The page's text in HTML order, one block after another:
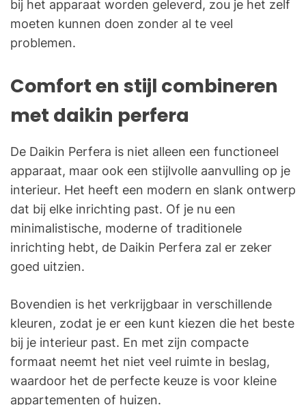
bij het apparaat worden geleverd, zou je het zelf
moeten kunnen doen zonder al te veel
problemen.
Comfort en stijl combineren
met daikin perfera
De Daikin Perfera is niet alleen een functioneel
apparaat, maar ook een stijlvolle aanvulling op je
interieur. Het heeft een modern en slank ontwerp
dat bij elke inrichting past. Of je nu een
minimalistische, moderne of traditionele
inrichting hebt, de Daikin Perfera zal er zeker
goed uitzien.
Bovendien is het verkrijgbaar in verschillende
kleuren, zodat je er een kunt kiezen die het beste
bij je interieur past. En met zijn compacte
formaat neemt het niet veel ruimte in beslag,
waardoor het de perfecte keuze is voor kleine
appartementen of huizen.